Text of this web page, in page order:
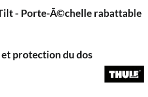
- Porte-Ã©chelle rabattable
et protection du dos